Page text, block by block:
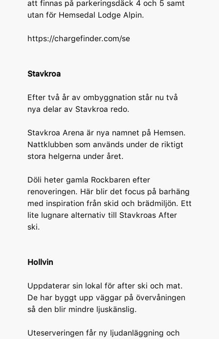
att finnas på parkeringsdäck 4 och 5 samt
utan för Hemsedal Lodge Alpin.
https://chargefinder.com/se
Stavkroa
Efter två år av ombyggnation står nu två
nya delar av Stavkroa redo.
Stavkroa Arena är nya namnet på Hemsen.
Nattklubben som används under de riktigt
stora helgerna under året.
Döli heter gamla Rockbaren efter
renoveringen. Här blir det focus på barhäng
med inspiration från skid och brädmiljön. Ett
lite lugnare alternativ till Stavkroas After
ski.
Hollvin
Uppdaterar sin lokal för after ski och mat.
De har byggt upp väggar på övervåningen
så den blir mindre ljuskänslig.
Uteserveringen får ny ljudanläggning och